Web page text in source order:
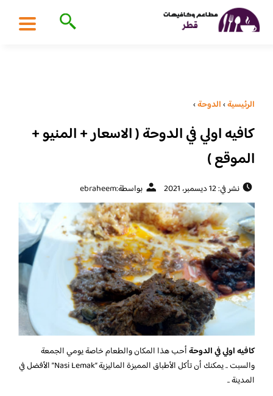
الرئيسية›الدوحة›
كافيه اولي في الدوحة ( الاسعار + المنيو +
الموقع )
نشر في: 12 ديسمبر، 2021 بواسطة:ebraheem
كافيه اولي في الدوحةأحب هذا المكان والطعام خاصة يومي الجمعة
والسبت .. يمكنك أن تأكل الأطباق المميزة الماليزية “Nasi Lemak” الأفضل في
المدينة ..